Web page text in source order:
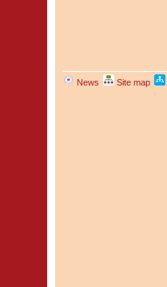
News Site map